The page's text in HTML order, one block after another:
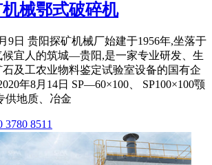
械鄂式破碎机
9日 贵阳探矿机械厂始建于1956年,坐落于
候宜人的筑城—贵阳,是一家专业研发、生
及工农业物料鉴定试验室设备的国有企
年8月14日 SP—60×100、 SP100×100颚
供地质、冶金
8511